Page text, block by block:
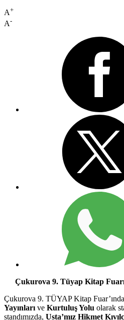
A+
A-
Çukurova 9. Tüyap Kitap
Çukurova 9. TÜYAP Kitap Fuar’ında
Yayınları ve Kurtuluş Yolu olarak
standımızda, Usta’mız Hikmet